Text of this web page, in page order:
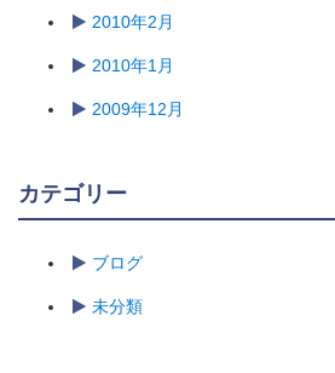
2010年2月
2010年1月
2009年12月
カテゴリー
ブログ
未分類